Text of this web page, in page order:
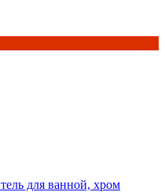
для ванной, хром